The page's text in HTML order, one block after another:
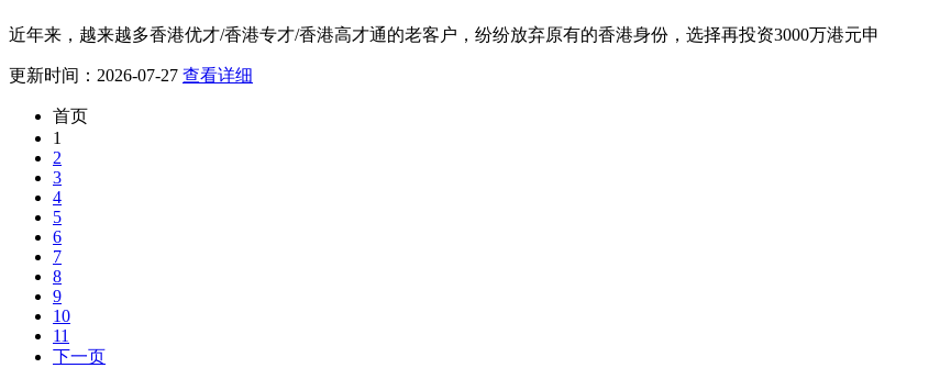
近年来，越来越多香港优才/香港专才/香港高才通的老客户，纷纷放弃原有的香港身份，选择再投资3000万港元申
更新时间：2026-07-27 查看详细
首页
1
2
3
4
5
6
7
8
9
10
11
下一页